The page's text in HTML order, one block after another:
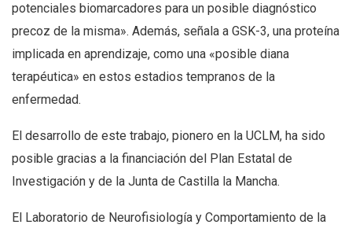
potenciales biomarcadores para un posible diagnóstico
precoz de la misma». Además, señala a GSK-3, una proteína
implicada en aprendizaje, como una «posible diana
terapéutica» en estos estadios tempranos de la
enfermedad.
El desarrollo de este trabajo, pionero en la UCLM, ha sido
posible gracias a la financiación del Plan Estatal de
Investigación y de la Junta de Castilla la Mancha.
El Laboratorio de Neurofisiología y Comportamiento de la